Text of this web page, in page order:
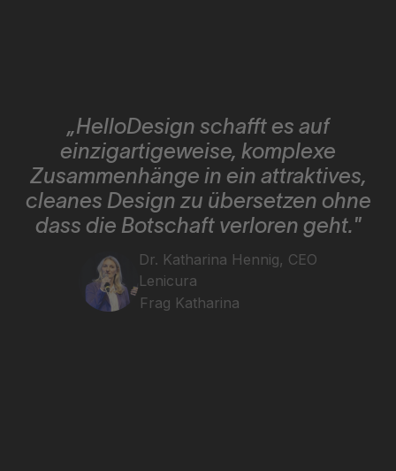
„HelloDesign schafft es auf
einzigartigeweise, komplexe
Zusammenhänge in ein attraktives,
cleanes Design zu übersetzen ohne
dass die Botschaft verloren geht."
Dr. Katharina Hennig, CEO
Lenicura
Frag Katharina